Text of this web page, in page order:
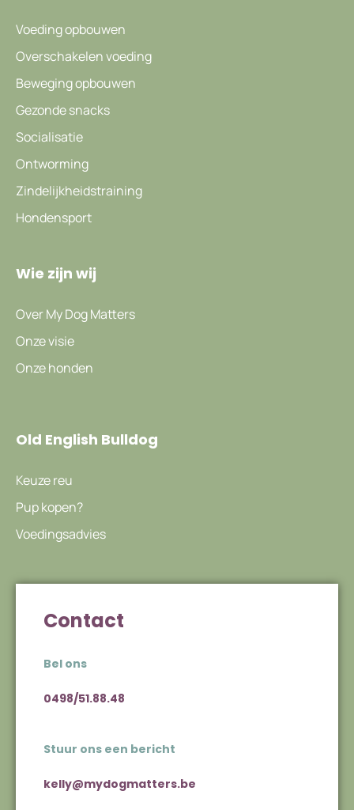
Voeding opbouwen
Overschakelen voeding
Beweging opbouwen
Gezonde snacks
Socialisatie
Ontworming
Zindelijkheidstraining
Hondensport
Wie zijn wij
Over My Dog Matters
Onze visie
Onze honden
Old English Bulldog
Keuze reu
Pup kopen?
Voedingsadvies
Contact
Bel ons
0498/51.88.48
Stuur ons een bericht
kelly@mydogmatters.be